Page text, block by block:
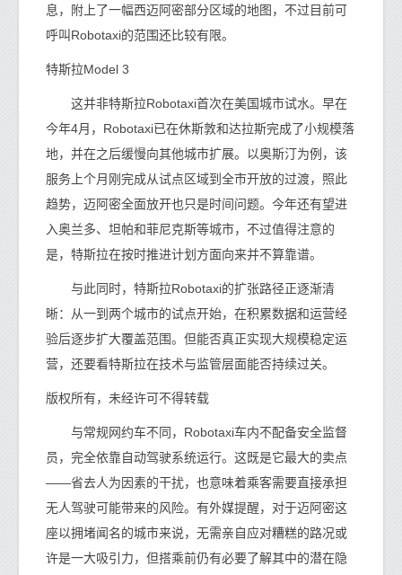
息，附上了一幅西迈阿密部分区域的地图，不过目前可
呼叫Robotaxi的范围还比较有限。
特斯拉Model 3
这并非特斯拉Robotaxi首次在美国城市试水。早在
今年4月，Robotaxi已在休斯敦和达拉斯完成了小规模落
地，并在之后缓慢向其他城市扩展。以奥斯汀为例，该
服务上个月刚完成从试点区域到全市开放的过渡，照此
趋势，迈阿密全面放开也只是时间问题。今年还有望进
入奥兰多、坦帕和菲尼克斯等城市，不过值得注意的
是，特斯拉在按时推进计划方面向来并不算靠谱。
与此同时，特斯拉Robotaxi的扩张路径正逐渐清
晰：从一到两个城市的试点开始，在积累数据和运营经
验后逐步扩大覆盖范围。但能否真正实现大规模稳定运
营，还要看特斯拉在技术与监管层面能否持续过关。
版权所有，未经许可不得转载
与常规网约车不同，Robotaxi车内不配备安全监督
员，完全依靠自动驾驶系统运行。这既是它最大的卖点
——省去人为因素的干扰，也意味着乘客需要直接承担
无人驾驶可能带来的风险。有外媒提醒，对于迈阿密这
座以拥堵闻名的城市来说，无需亲自应对糟糕的路况或
许是一大吸引力，但搭乘前仍有必要了解其中的潜在隐